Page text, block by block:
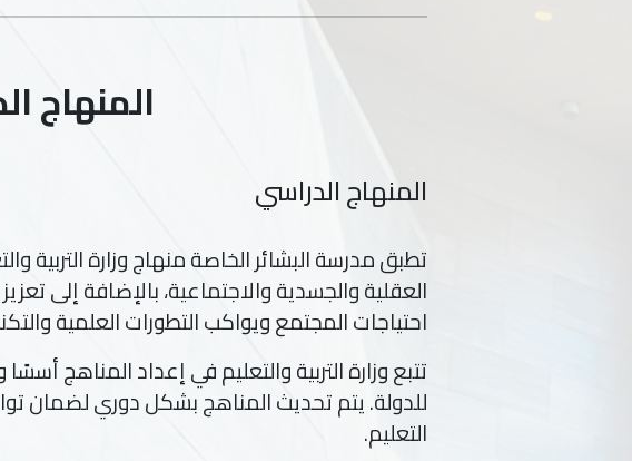
المنهاج
المنهاج الدراسي
تطبق مدرسة البشائر الخاصة منهاج وزارة التربية
العقلية والجسدية والاجتماعية، بالإضافة إلى
احتياجات المجتمع ويواكب التطورات العلمية
تتبع وزارة التربية والتعليم في إعداد المناهج
للدولة. يتم تحديث المناهج بشكل دوري لضمان
التعليم.